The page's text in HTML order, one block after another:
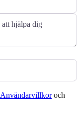
Användarvillkoroch